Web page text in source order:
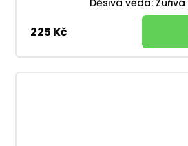
Děsivá věda:
225 Kč